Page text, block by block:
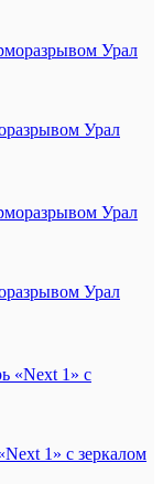
Урал
Урал
1» с зеркалом